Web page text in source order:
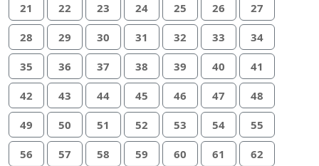
21 22 23 24 25 26 27
28 29 30 31 32 33 34
35 36 37 38 39 40 41
42 43 44 45 46 47 48
49 50 51 52 53 54 55
56 57 58 59 60 61 62